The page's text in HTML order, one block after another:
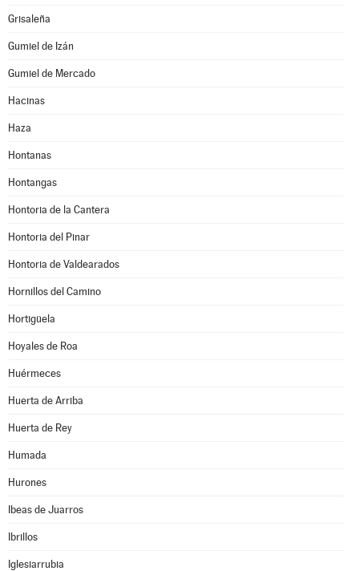
Grisaleña
Gumiel de Izán
Gumiel de Mercado
Hacinas
Haza
Hontanas
Hontangas
Hontoria de la Cantera
Hontoria del Pinar
Hontoria de Valdearados
Hornillos del Camino
Hortigüela
Hoyales de Roa
Huérmeces
Huerta de Arriba
Huerta de Rey
Humada
Hurones
Ibeas de Juarros
Ibrillos
Iglesiarrubia